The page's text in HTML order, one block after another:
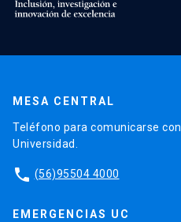
MESA CENTRAL
Teléfono para comunicarse
Universidad.
phone (56)95504 4000
EMERGENCIAS UC